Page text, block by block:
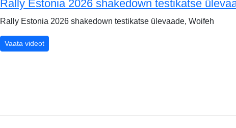
Rally Estonia 2026 shakedown testikatse
Rally Estonia 2026 shakedown testikatse ülevaade, Woifeh
Vaata videotRally Estonia 2026 shakedown testikatse ülevaade, Woifeh